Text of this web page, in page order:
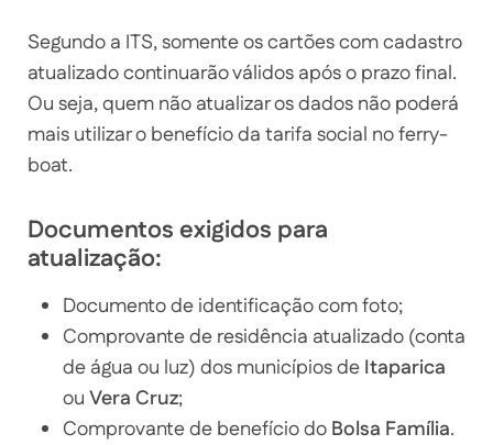
Segundo a ITS, somente os cartões com cadastro
atualizado continuarão válidos após o prazo final.
Ou seja, quem não atualizar os dados não poderá
mais utilizar o benefício da tarifa social no ferry-
boat.
Documentos exigidos para
atualização:
Documento de identificação com foto;
Comprovante de residência atualizado (conta
de água ou luz) dos municípios deItaparica
ouVera Cruz;
Comprovante de benefício doBolsa Família.